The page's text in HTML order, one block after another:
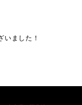
いました！